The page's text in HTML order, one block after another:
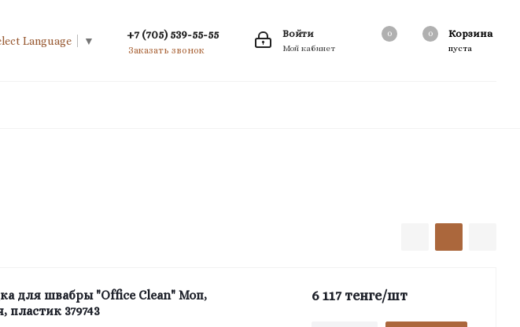
0 Корзина
0
пуста
0
Войти
Мой кабинет
Language ▼
+7 (705) 539-55-55
Заказать звонок
для швабры "Office Clean" Моп,
379743
6 117тенге/шт